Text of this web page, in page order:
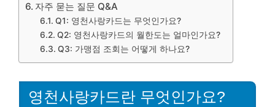
자주 묻는 질문 Q&A
Q1: 영천사랑카드는 무엇인가요?
Q2: 영천사랑카드의 월한도는 얼마인가요?
Q3: 가맹점 조회는 어떻게 하나요?
영천사랑카드란 무엇인가요?